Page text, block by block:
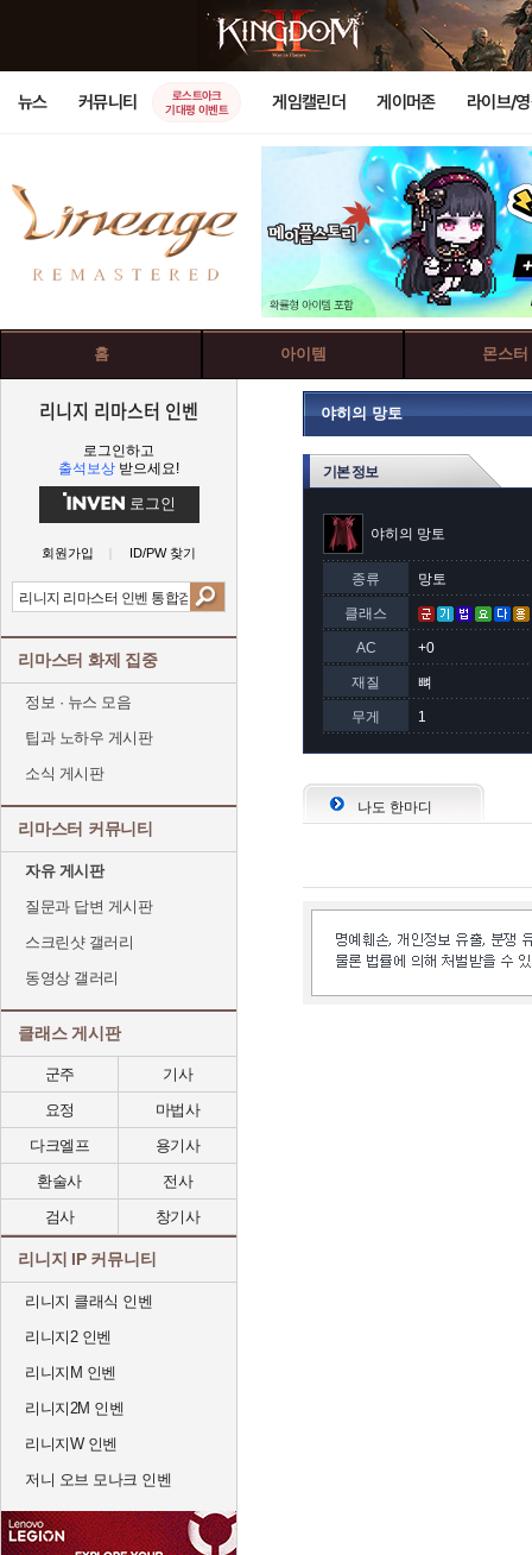
뉴스 커뮤니티
로스트아크
기대평 이벤트
게임캘린더 게이머존 라이브/
홈 아이템 몬스터
리니지 리마스터 인벤
로그인하고
출석보상 받으세요!
로그인
회원가입 ID/PW 찾기
리마스터 화제 집중
정보 · 뉴스 모음
팁과 노하우 게시판
소식 게시판
리마스터 커뮤니티
자유 게시판
질문과 답변 게시판
스크린샷 갤러리
동영상 갤러리
클래스 게시판
군주
기사
요정
마법사
다크엘프
용기사
환술사
전사
검사
창기사
리니지 IP 커뮤니티
리니지 클래식 인벤
리니지2 인벤
리니지M 인벤
리니지2M 인벤
리니지W 인벤
저니 오브 모나크 인벤
야히의 망토
기본 정보
야히의 망토
종류 망토
클래스
AC +0
재질 뼈
무게 1
나도 한마디